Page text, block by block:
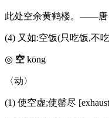
此处空余黄鹤楼。——唐·
(4) 又如:空饭(只吃饭,不
◎ 空 kōng
〈动〉
(1) 使空虚;使罄尽